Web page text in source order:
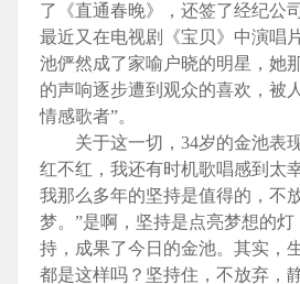
了《直通春晚》，还签了经纪公
最近又在电视剧《宝贝》中演唱
池俨然成了家喻户晓的明星，她
的声响逐步遭到观众的喜欢，被
情感歌者”。
关于这一切，34岁的金池表现
红不红，我还有时机歌唱感到太
我那么多年的坚持是值得的，不
梦。”是啊，坚持是点亮梦想的
持，成果了今日的金池。其实，
都是这样吗？坚持住，不放弃，